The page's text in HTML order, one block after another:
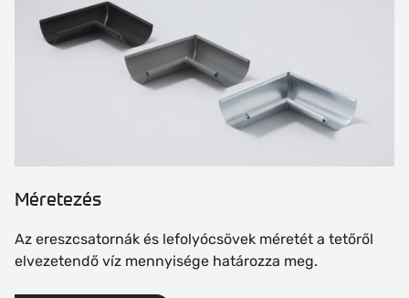
Méretezés
Az ereszcsatornák és lefolyócsövek méretét a tetőről
elvezetendő víz mennyisége határozza meg.